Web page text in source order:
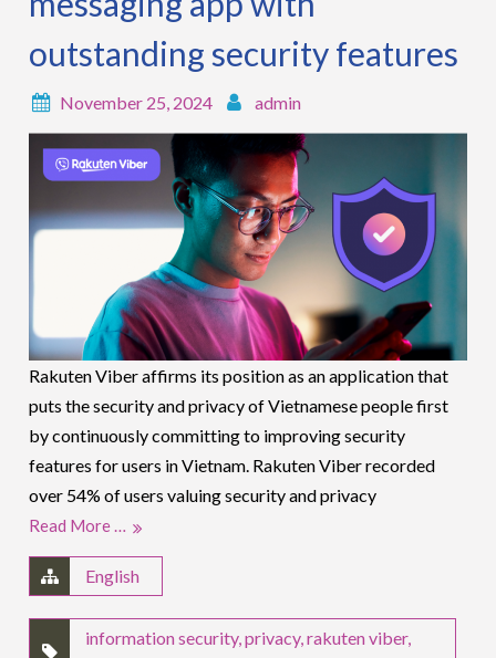
outstanding security features
November 25, 2024 admin
Rakuten Viber affirms its position as an application that
puts the security and privacy of Vietnamese people first
by continuously committing to improving security
features for users in Vietnam. Rakuten Viber recorded
over 54% of users valuing security and privacy
Read More …
English
information security,privacy,rakuten viber,